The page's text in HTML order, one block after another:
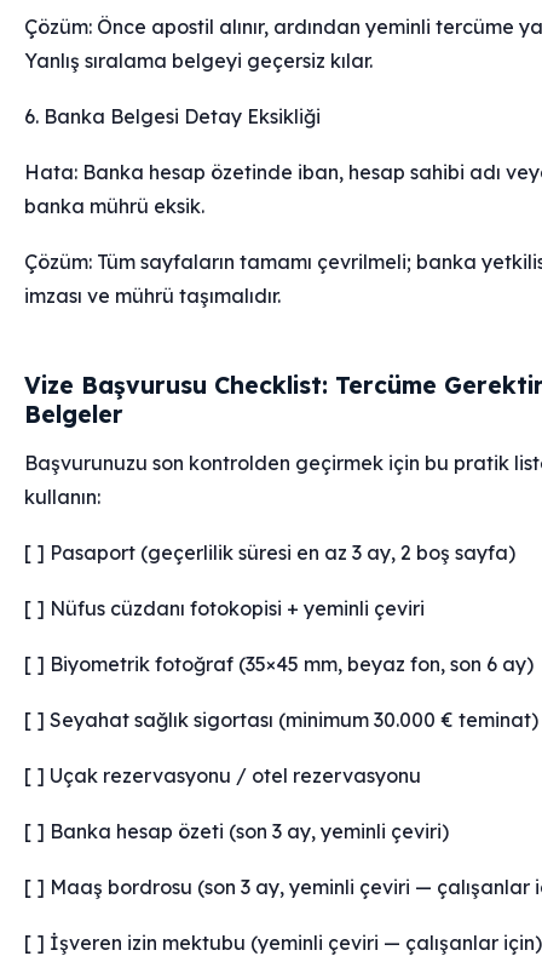
Çözüm: Önce apostil alınır, ardından yeminli tercüme
Yanlış sıralama belgeyi geçersiz kılar.
6. Banka Belgesi Detay Eksikliği
Hata: Banka hesap özetinde iban, hesap sahibi adı
banka mührü eksik.
Çözüm: Tüm sayfaların tamamı çevrilmeli; banka
imzası ve mührü taşımalıdır.
Vize Başvurusu Checklist: Tercüme
Belgeler
Başvurunuzu son kontrolden geçirmek için bu pratik
kullanın:
[ ] Pasaport (geçerlilik süresi en az 3 ay, 2 boş sayfa)
[ ] Nüfus cüzdanı fotokopisi + yeminli çeviri
[ ] Biyometrik fotoğraf (35×45 mm, beyaz fon, son 6 ay)
[ ] Seyahat sağlık sigortası (minimum 30.000 € teminat)
[ ] Uçak rezervasyonu / otel rezervasyonu
[ ] Banka hesap özeti (son 3 ay, yeminli çeviri)
[ ] Maaş bordrosu (son 3 ay, yeminli çeviri — çalışanlar
[ ] İşveren izin mektubu (yeminli çeviri — çalışanlar için)